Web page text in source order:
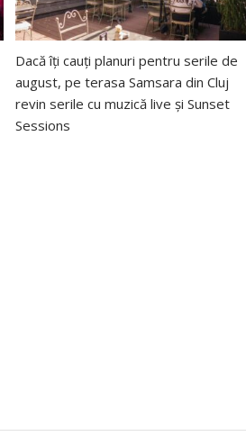
Dacă îți cauți planuri pentru serile de
august, pe terasa Samsara din Cluj
revin serile cu muzică live și Sunset
Sessions